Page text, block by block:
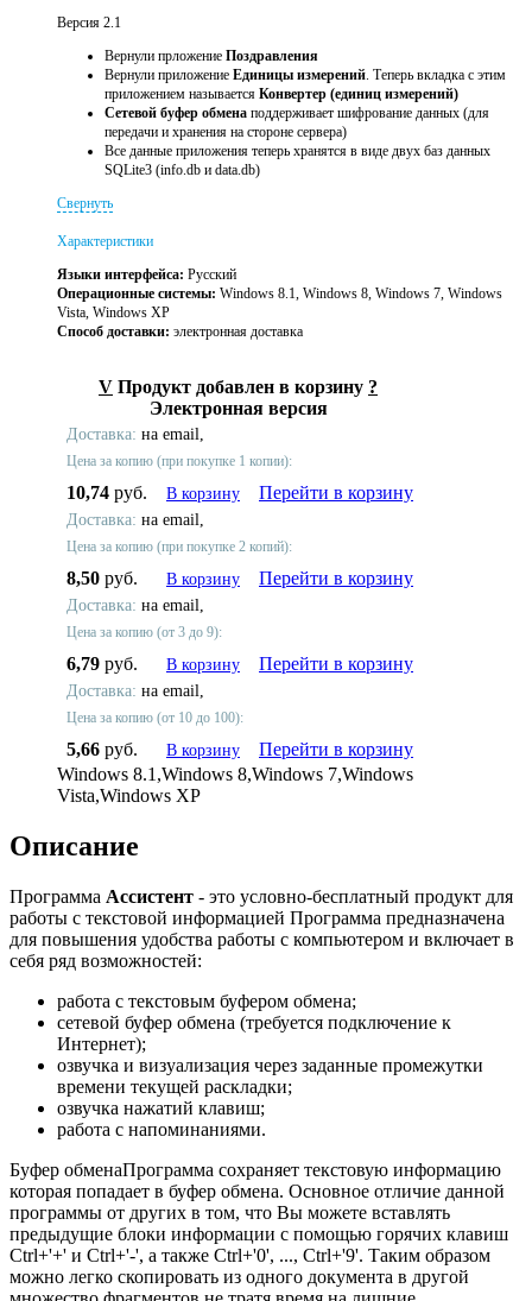
Версия 2.1
Вернули прложение Поздравления
Вернули приложение Единицы измерений. Теперь вкладка с этим
приложением называется Конвертер (единиц измерений)
Сетевой буфер обмена поддерживает шифрование данных (для
передачи и хранения на стороне сервера)
Все данные приложения теперь хранятся в виде двух баз данных
SQLite3 (info.db и data.db)
Свернуть
Характеристики
Языки интерфейса: Русский
Операционные системы: Windows 8.1, Windows 8, Windows 7, Windows
Vista, Windows XP
Способ доставки: электронная доставка
V Продукт добавлен в корзину ?
Электронная версия
Доставка: на email,
Цена за копию (при покупке 1 копии):
10,74 руб. В корзину Перейти в корзину
Доставка: на email,
Цена за копию (при покупке 2 копий):
8,50 руб. В корзину Перейти в корзину
Доставка: на email,
Цена за копию (от 3 до 9):
6,79 руб. В корзину Перейти в корзину
Доставка: на email,
Цена за копию (от 10 до 100):
5,66 руб. В корзину
Перейти в корзину
Windows 8.1,Windows 8,Windows 7,Windows
Vista,Windows XP
Описание
Программа Ассистент - это условно-бесплатный продукт для
работы с текстовой информацией Программа предназначена
для повышения удобства работы с компьютером и включает в
себя ряд возможностей:
работа с текстовым буфером обмена;
сетевой буфер обмена (требуется подключение к
Интернет);
озвучка и визуализация через заданные промежутки
времени текущей раскладки;
озвучка нажатий клавиш;
работа с напоминаниями.
Буфер обменаПрограмма сохраняет текстовую информацию
которая попадает в буфер обмена. Основное отличие данной
программы от других в том, что Вы можете вставлять
предыдущие блоки информации с помощью горячих клавиш
Ctrl+'+' и Ctrl+'-', а также Ctrl+'0', ..., Ctrl+'9'. Таким образом
можно легко скопировать из одного документа в другой